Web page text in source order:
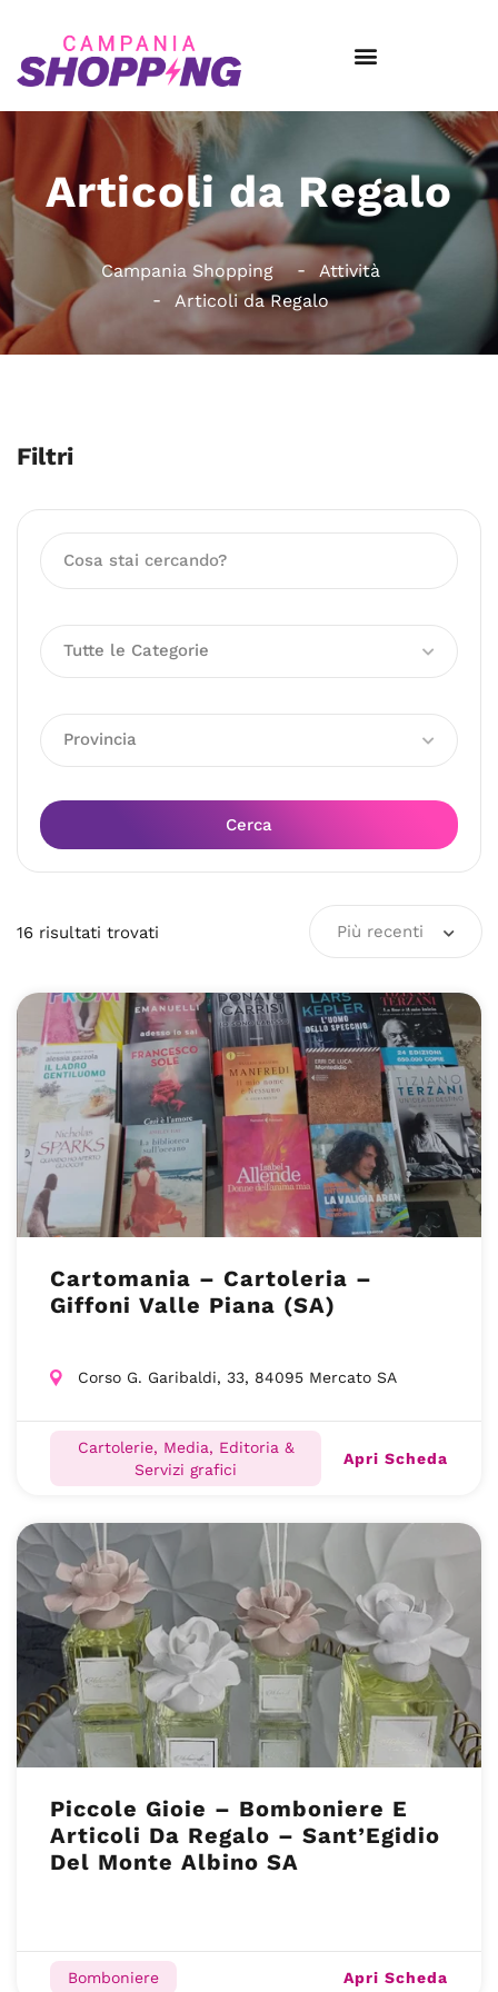
Articoli da Regalo
Campania Shopping
Attività
Articoli da Regalo
Filtri
Tutte le Categorie
Provincia
Cerca
16 risultati trovati Più recenti
Cartomania – Cartoleria –
Giffoni Valle Piana (SA)
Corso G. Garibaldi, 33, 84095 Mercato SA
Cartolerie, Media, Editoria &
Servizi grafici
Apri Scheda
Piccole Gioie – Bomboniere E
Articoli Da Regalo – Sant’Egidio
Del Monte Albino SA
Bomboniere Apri Scheda